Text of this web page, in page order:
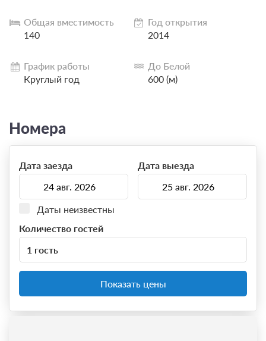
Общая вместимость
140
Год открытия
2014
График работы
Круглый год
До Белой
600 (м)
Номера
Дата заезда Дата выезда
Даты неизвестны
Количество гостей
1 гость
Показать цены